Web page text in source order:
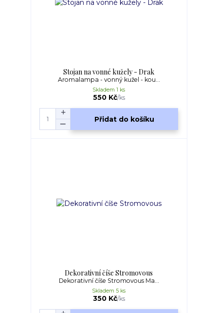
Stojan na vonné kužely - Drak
Aromalampa - vonný kužel - kou...
550 Kč/ks
Skladem 1 ks
Přidat do košíku
Dekorativní číše Stromovous
Dekorativní číše Stromovous Ma...
350 Kč/ks
Skladem 5 ks